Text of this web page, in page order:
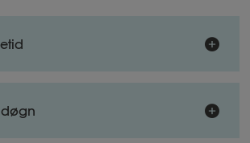
en sammenhængende